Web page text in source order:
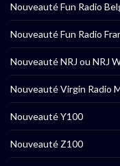
Nouveauté Fun Radio
Nouveauté Fun Radio
Nouveauté NRJ ou NRJ
Nouveauté Virgin Radio
Nouveauté Y100
Nouveauté Z100